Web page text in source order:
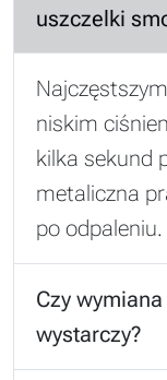
uszczelki
niskim
kilka sekund
metaliczna
po odpaleniu.
Czy
wystarczy?